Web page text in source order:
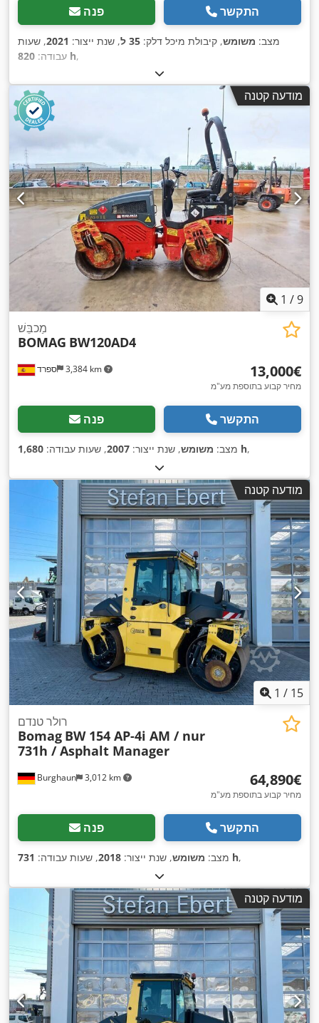
פנה התקשר
מצב: משומש, קיבולת מיכל דלק: 35 ל , שנת ייצור: 2021, שעות
עבודה: 820 h,
מודעה קטנה
1 /9
ספרד 3,384 km
מַכבֵּשׁ
BOMAG BW120AD4
‏13,000 ‏€
מחיר קבוע בתוספת מע"מ
פנה התקשר
מצב: משומש, שנת ייצור: 2007, שעות עבודה: 1,680 h,
מודעה קטנה
1 / 15
Burghaun 3,012 km
רולר טנדם
Bomag BW 154 AP-4i AM / nur
731h / Asphalt Manager
‏64,890 ‏€
מחיר קבוע בתוספת מע"מ
פנה התקשר
מצב: משומש, שנת ייצור: 2018, שעות עבודה: 731 h,
מודעה קטנה